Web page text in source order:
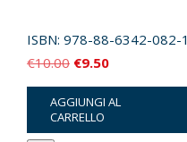
ISBN: 978-88-6342-082-1
€10.00 Il
prezzo
originale
era:
€9.50Il
prezzo
attuale
è:
AGGIUNGI AL
CARRELLO